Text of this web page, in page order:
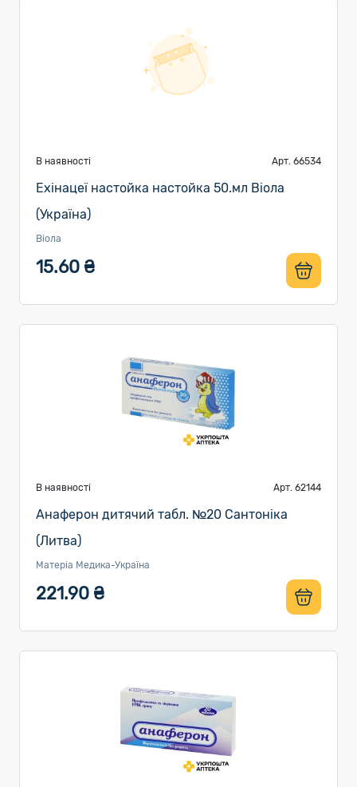
В наявності Арт. 66534
Ехінацеї настойка настойка 50.мл Віола
(Україна)
Віола
15.60 ₴
В наявності Арт. 62144
Анаферон дитячий табл. №20 Сантоніка
(Литва)
Матеріа Медика-Україна
221.90 ₴